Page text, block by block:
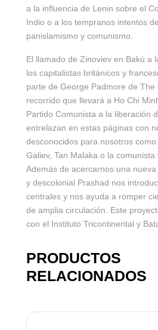
a la influencia de Lenin sobre el
Indio o a los tempranos intentos
panislamismo y comunismo.
El llamado de Zinoviev en Bakú a
los capitalistas británicos y
parte de George Padmore de The
recorrido que llevará a Ho Chi
Partido Comunista a la liberación
entrelazan en estas páginas con
desconocidos para nosotros
Galiev, Tan Malaka o la comunista
Además de acercarnos una
y descolonial Prashad nos
centrales y nos ayuda a romper
de amplia circulación. Este
con el Instituto Tricontinental y
PRODUCTOS
RELACIONADOS